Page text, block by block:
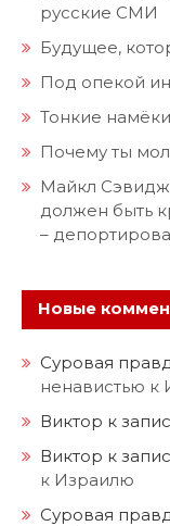
русские СМИ
Будущее,
Под опекой
Тонкие намёки
Почему ты
Майкл
должен быть
–
Новые
Суровая
ненавистью к
Виктор к
Виктор к
к Израилю
Суровая